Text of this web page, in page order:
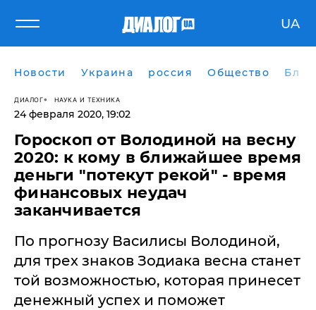
UA
Новости Украина россия Общество
ДИАЛОГ НАУКА И ТЕХНИКА
24 февраля 2020, 19:02
Гороскоп от Володиной на весну
2020: к кому в ближайшее время
деньги "потекут рекой" - время
финансовых неудач
заканчивается
По прогнозу Василисы Володиной,
для трех знаков Зодиака весна станет
той возможностью, которая принесет
денежный успех и поможет